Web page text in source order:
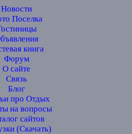
Новости
Поселка
книга
Форум
О сайте
Связь
Блог
про Отдых
на вопросы
сайтов
(Скачать)